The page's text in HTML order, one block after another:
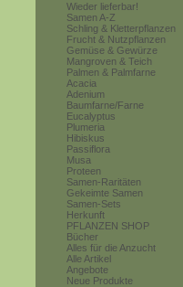
Wieder lieferbar!
Samen A-Z
Schling & Kletterpflanzen
Frucht & Nutzpflanzen
Gemüse & Gewürze
Mangroven & Teich
Palmen & Palmfarne
Acacia
Adenium
Baumfarne/Farne
Eucalyptus
Plumeria
Hibiskus
Passiflora
Musa
Proteen
Samen-Raritäten
Gekeimte Samen
Samen-Sets
Herkunft
PFLANZEN SHOP
Bücher
Alles für die Anzucht
Alle Artikel
Angebote
Neue Produkte